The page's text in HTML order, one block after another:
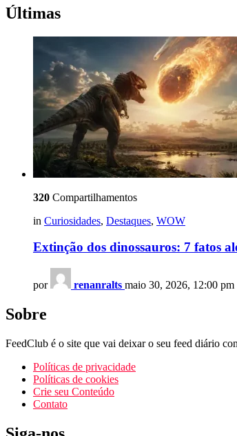
Últimas
320 Compartilhamentos
in Curiosidades, Destaques, WOW
Extinção dos dinossauros: 7 fatos
por renanralts maio 30, 2026, 12:00 pm
Sobre
FeedClub é o site que vai deixar o seu feed diário
Políticas de privacidade
Políticas de cookies
Crie seu Conteúdo
Contato